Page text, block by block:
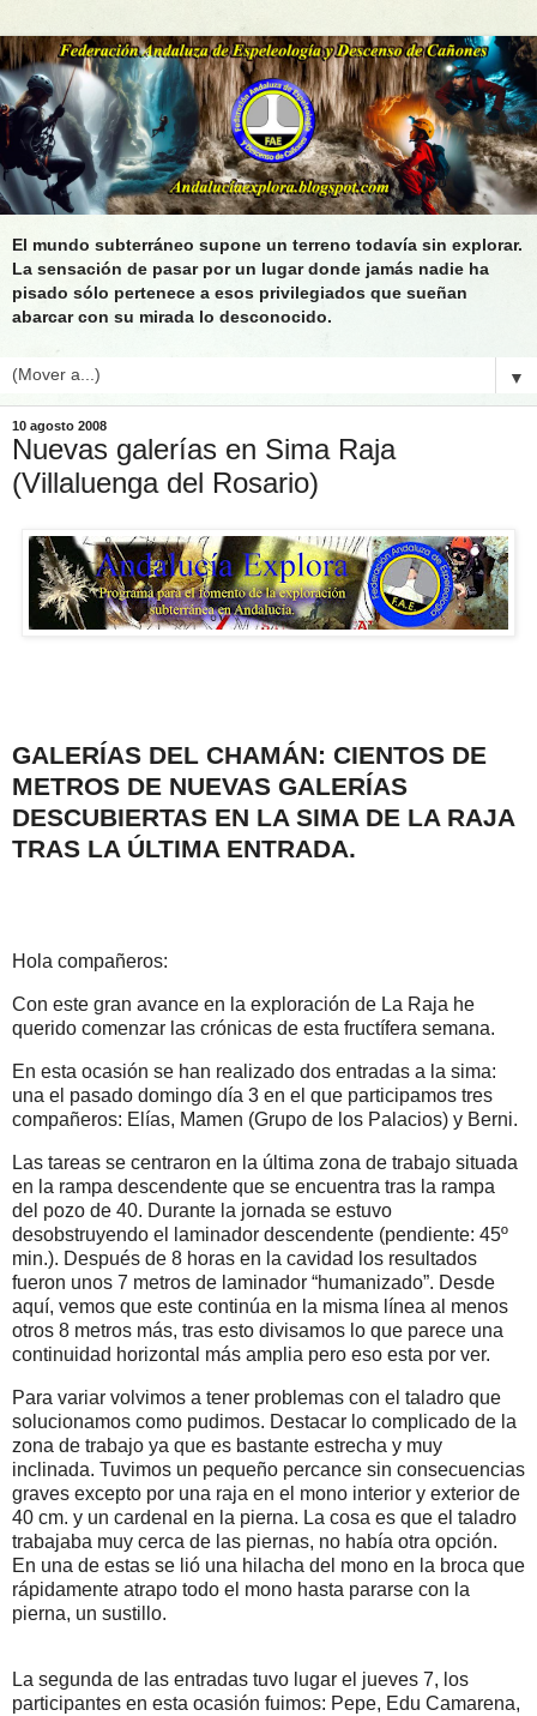
El mundo subterráneo supone un terreno todavía sin explorar.
La sensación de pasar por un lugar donde jamás nadie ha
pisado sólo pertenece a esos privilegiados que sueñan
abarcar con su mirada lo desconocido.
▼
10 agosto 2008
Nuevas galerías en Sima Raja
(Villaluenga del Rosario)
GALERÍAS DEL CHAMÁN: CIENTOS DE
METROS DE NUEVAS GALERÍAS
DESCUBIERTAS EN LA SIMA DE LA RAJA
TRAS LA ÚLTIMA ENTRADA.
Hola compañeros:
Con este gran avance en la exploración de La Raja he
querido comenzar las crónicas de esta fructífera semana.
En esta ocasión se han realizado dos entradas a la sima:
una el pasado domingo día 3 en el que participamos tres
compañeros: Elías, Mamen (Grupo de los Palacios) y Berni.
Las tareas se centraron en la última zona de trabajo situada
en la rampa descendente que se encuentra tras la rampa
del pozo de 40. Durante la jornada se estuvo
desobstruyendo el laminador descendente (pendiente: 45º
min.). Después de 8 horas en la cavidad los resultados
fueron unos 7 metros de laminador “humanizado”. Desde
aquí, vemos que este continúa en la misma línea al menos
otros 8 metros más, tras esto divisamos lo que parece una
continuidad horizontal más amplia pero eso esta por ver.
Para variar volvimos a tener problemas con el taladro que
solucionamos como pudimos. Destacar lo complicado de la
zona de trabajo ya que es bastante estrecha y muy
inclinada. Tuvimos un pequeño percance sin consecuencias
graves excepto por una raja en el mono interior y exterior de
40 cm. y un cardenal en la pierna. La cosa es que el taladro
trabajaba muy cerca de las piernas, no había otra opción.
En una de estas se lió una hilacha del mono en la broca que
rápidamente atrapo todo el mono hasta pararse con la
pierna, un sustillo.
La segunda de las entradas tuvo lugar el jueves 7, los
participantes en esta ocasión fuimos: Pepe, Edu Camarena,